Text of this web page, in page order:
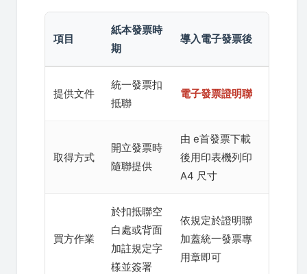
項目
紙本發票時
期
導入電子發票後
提供文件
統一發票扣
抵聯
電子發票證明聯
取得方式
開立發票時
隨聯提供
由 e首發票下載
後用印表機列印
A4 尺寸
買方作業
於扣抵聯空
白處或背面
加註規定字
樣並簽署
依規定於證明聯
加蓋統一發票專
用章即可